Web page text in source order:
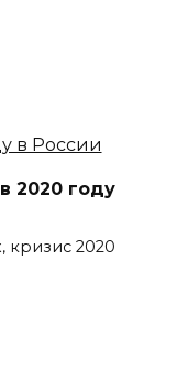
2020 году
кризис 2020